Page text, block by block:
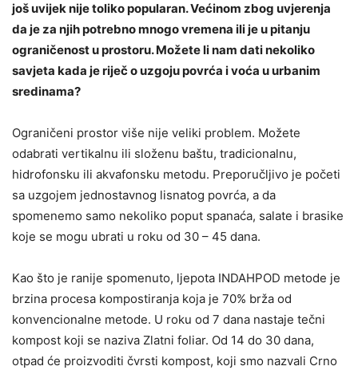
još uvijek nije toliko popularan. Većinom zbog uvjerenja
da je za njih potrebno mnogo vremena ili je u pitanju
ograničenost u prostoru. Možete li nam dati nekoliko
savjeta kada je riječ o uzgoju povrća i voća u urbanim
sredinama?
Ograničeni prostor više nije veliki problem. Možete
odabrati vertikalnu ili složenu baštu, tradicionalnu,
hidrofonsku ili akvafonsku metodu. Preporučljivo je početi
sa uzgojem jednostavnog lisnatog povrća, a da
spomenemo samo nekoliko poput spanaća, salate i brasike
koje se mogu ubrati u roku od 30 – 45 dana.
Kao što je ranije spomenuto, ljepota INDAHPOD metode je
brzina procesa kompostiranja koja je 70% brža od
konvencionalne metode. U roku od 7 dana nastaje tečni
kompost koji se naziva Zlatni foliar. Od 14 do 30 dana,
otpad će proizvoditi čvrsti kompost, koji smo nazvali Crno